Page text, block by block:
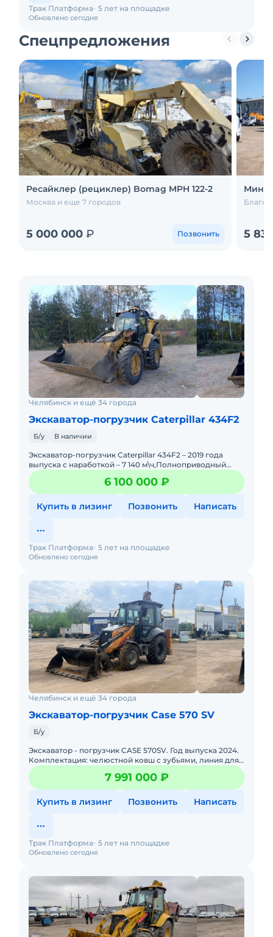
Обновлено сегодня
Трак Платформа 5 лет на площадке
Спецпредложения
Ресайклер (рециклер) Bomag MPH 122-2
Москва и еще 7 городов
5 000 000 ₽ Позвонить
Мини-
5
Челябинск и ещё 34 города
Экскаватор-погрузчик Caterpillar 434F2
Б/у В наличии
Экскаватор-погрузчик Caterpillar 434F2 – 2019 года
выпуска с наработкой – 7 140 м\ч,Полноприводный
экскаватор-погрузчик с 4 равновеликими колесами,
6 100 000 ₽
Купить в лизинг Позвонить Написать
Обновлено сегодня
Трак Платформа 5 лет на площадке
Челябинск и ещё 34 города
Экскаватор-погрузчик Case 570 SV
Б/у
Экскаватор - погрузчик CASE 570SV. Год выпуска 2024.
Комплектация: челюстной ковш с зубьями, линия для
подключения гидромолота, телескопическая стрела,
кондицио
7 991 000 ₽
Купить в лизинг Позвонить Написать
Обновлено сегодня
Трак Платформа 5 лет на площадке